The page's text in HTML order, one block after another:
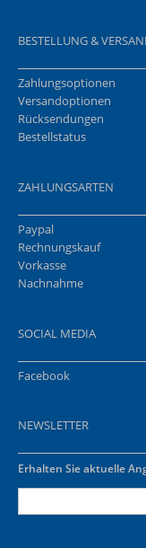
BESTELLUNG &
Zahlungsoptionen
Versandoptionen
Rücksendungen
Bestellstatus
ZAHLUNGSARTEN
Paypal
Rechnungskauf
Vorkasse
Nachnahme
SOCIAL MEDIA
Facebook
NEWSLETTER
Erhalten Sie aktuelle